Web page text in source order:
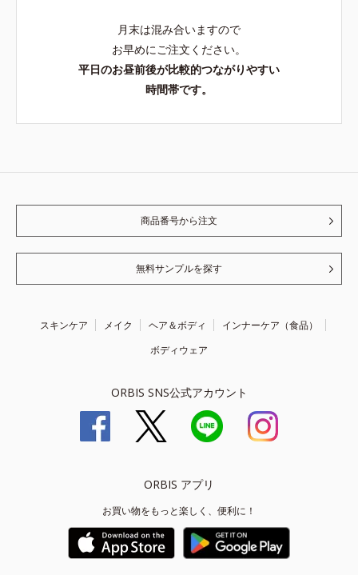
月末は混み合いますので
お早めにご注文ください。
平日のお昼前後が比較的つながりやすい
時間帯です。
商品番号から注文
無料サンプルを探す
スキンケア メイク ヘア＆ボディ
インナーケア（食品）
ボディウェア
ORBIS SNS公式アカウント
ORBIS アプリ
お買い物をもっと楽しく、便利に！